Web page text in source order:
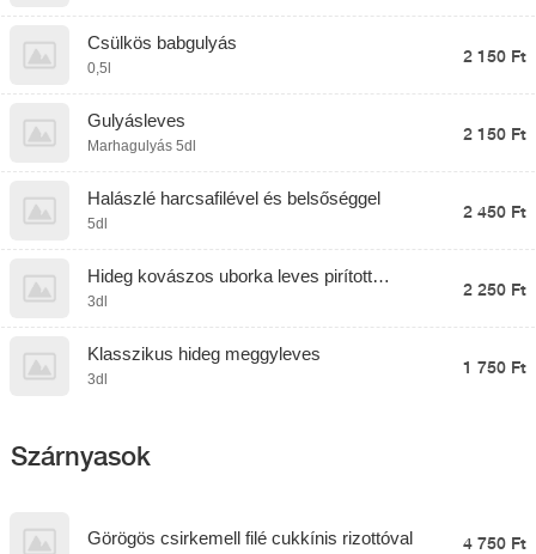
Csülkös babgulyás
0,5l
2 150 Ft
Gulyásleves
Marhagulyás 5dl
2 150 Ft
Halászlé harcsafilével és belsőséggel
5dl
2 450 Ft
Hideg kovászos uborka leves pirított
garnélával
3dl
2 250 Ft
Klasszikus hideg meggyleves
3dl
1 750 Ft
Szárnyasok
Görögös csirkemell filé cukkínis rizottóval 4 750 Ft